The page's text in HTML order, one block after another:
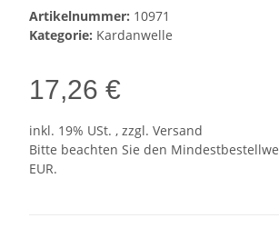
Artikelnummer: 10971
Kategorie: Kardanwelle
17,26 €
inkl. 19% USt. , zzgl. Versand
Bitte beachten Sie den
EUR.